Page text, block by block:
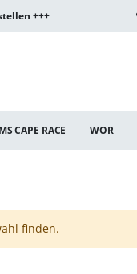
+++
MS CAPE RACE WOR
finden.